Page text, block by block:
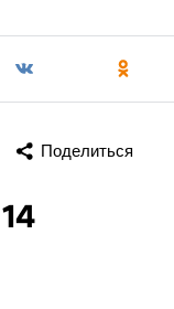
Поделиться